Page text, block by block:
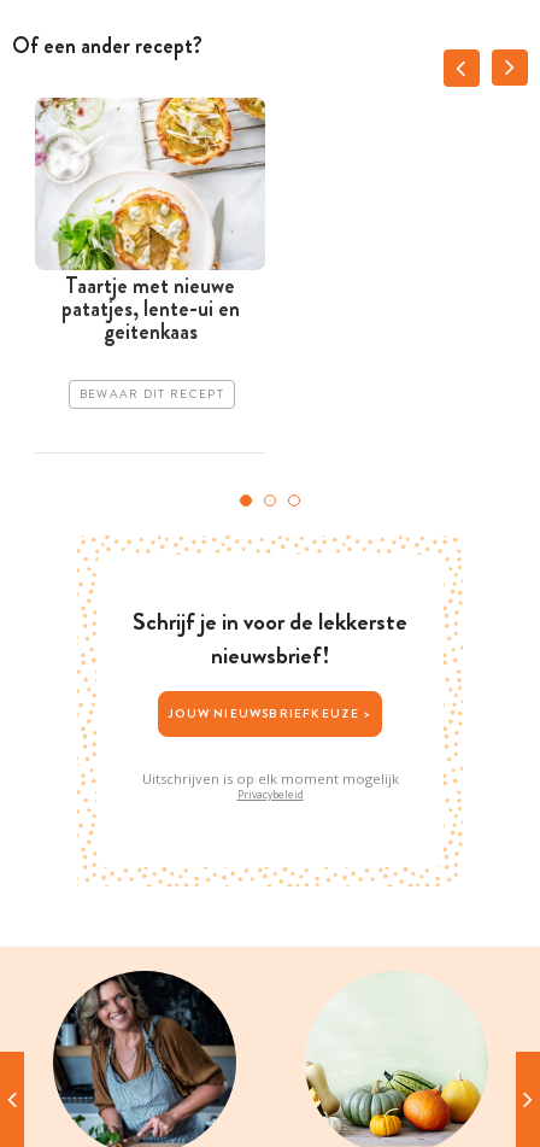
Of een ander recept?
Taartje met nieuwe
patatjes, lente-ui en
geitenkaas
BEWAAR DIT RECEPT
Schrijf je in voor de lekkerste
nieuwsbrief!
JOUW NIEUWSBRIEFKEUZE >
Uitschrijven is op elk moment mogelijk
Privacybeleid